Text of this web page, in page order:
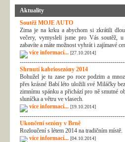
Aktuality
Soutěž MOJE AUTO
Zima je na krku a abychom si zkrátili
večery, vymysleli jsme pro Vás soutěž,
zabavíte a máte možnost vyhrát i zajímavé
více informací... [27.10.2014]
Shrnutí kabriosezóny 2014
Bohužel je tu zase po roce podzim a
přes krásné Babí léto uložili své Miláčky
zimnímu spánku a přichází pro ně smutné
sluníčka a větru ve vlasech.
více informací... [19.10.2014]
Ukončení sezóny v Brně
Rozloučení s létem 2014 na tradičním místě.
více informací... [04.10.2014]